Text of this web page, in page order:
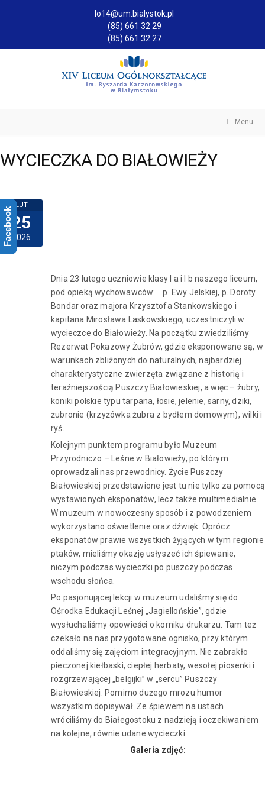
lo14@um.bialystok.pl
(85) 661 32 29
(85) 661 32 27
Menu
WYCIECZKA DO BIAŁOWIEŻY
LUT
25
2026
Dnia 23 lutego uczniowie klasy I a i I b naszego liceum,
pod opieką wychowawców: p. Ewy Jelskiej, p. Doroty
Bondar oraz majora Krzysztofa Stankowskiego i
kapitana Mirosława Laskowskiego, uczestniczyli w
wycieczce do Białowieży. Na początku zwiedziliśmy
Rezerwat Pokazowy Żubrów, gdzie eksponowane są, w
warunkach zbliżonych do naturalnych, najbardziej
charakterystyczne zwierzęta związane z historią i
teraźniejszością Puszczy Białowieskiej, a więc – żubry,
koniki polskie typu tarpana, łosie, jelenie, sarny, dziki,
żubronie (krzyżówka żubra z bydłem domowym), wilki i
ryś.
Kolejnym punktem programu było Muzeum
Przyrodniczo – Leśne w Białowieży, po którym
oprowadzali nas przewodnicy. Życie Puszczy
Białowieskiej przedstawione jest tu nie tylko za pomocą
wystawionych eksponatów, lecz także multimedialnie.
W muzeum w nowoczesny sposób i z powodzeniem
wykorzystano oświetlenie oraz dźwięk. Oprócz
eksponatów prawie wszystkich żyjących w tym regionie
ptaków, mieliśmy okazję usłyszeć ich śpiewanie,
niczym podczas wycieczki po puszczy podczas
wschodu słońca.
Po pasjonującej lekcji w muzeum udaliśmy się do
Ośrodka Edukacji Leśnej „Jagiellońskie”, gdzie
wysłuchaliśmy opowieści o korniku drukarzu. Tam też
czekało na nas przygotowane ognisko, przy którym
oddaliśmy się zajęciom integracyjnym. Nie zabrakło
pieczonej kiełbaski, ciepłej herbaty, wesołej piosenki i
rozgrzewającej „belgijki” w „sercu” Puszczy
Białowieskiej. Pomimo dużego mrozu humor
wszystkim dopisywał. Ze śpiewem na ustach
wróciliśmy do Białegostoku z nadzieją i oczekiwaniem
na kolejne, równie udane wycieczki.
Galeria zdjęć:
Facebook